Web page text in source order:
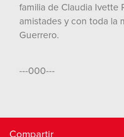
familia de Claudia Ivette
amistades y con toda la
Guerrero.
---000---
Compartir